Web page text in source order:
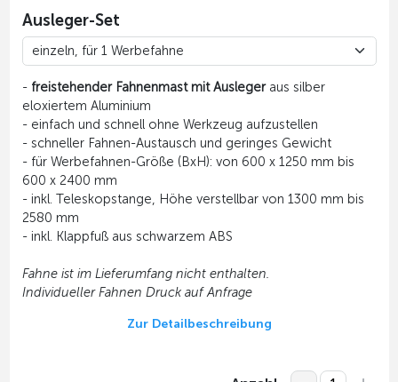
Ausleger-Set
- freistehender Fahnenmast mit Auslegeraus silber
eloxiertem Aluminium
- einfach und schnell ohne Werkzeug aufzustellen
- schneller Fahnen-Austausch und geringes Gewicht
- für Werbefahnen-Größe (BxH): von 600 x 1250 mm bis
600 x 2400 mm
- inkl. Teleskopstange, Höhe verstellbar von 1300 mm bis
2580 mm
- inkl. Klappfuß aus schwarzem ABS
Fahne ist im Lieferumfang nicht enthalten.
Individueller Fahnen Druck auf Anfrage
Zur Detailbeschreibung